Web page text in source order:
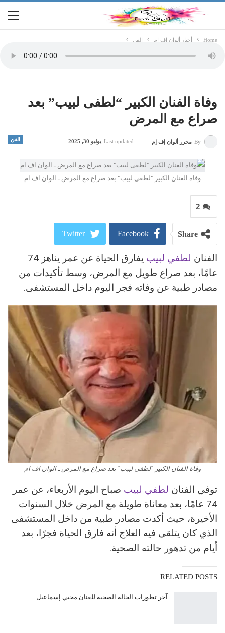
Home أخبار ألوان اف ام الفن
وفاة الفنان الكبير “لطفى لبيب” بعد
صراع مع المرض
الفن By محرر ألوان إف إم Last updated يوليو 30, 2025
وفاة الفنان الكبير "لطفى لبيب" بعد صراع مع المرض ـ الوان اف ام
2
Share
Facebook
Twitter
Google+
ReddIt
WhatsApp
Pinterest
البريد الالكتروني
الفنان لطفي لبيب
يفارق الحياة عن عمر يناهز 74
عامًا، بعد صراع طويل مع المرض، وسط تأكيدات من
مصادر طبية عن وفاته فجر اليوم داخل المستشفى.
وفاة الفنان الكبير “لطفى لبيب” بعد صراع مع المرض ـ الوان اف ام
توفي الفنان لطفي لبيب صباح اليوم الأربعاء، عن عمر
74 عامًا، بعد معاناة طويلة مع المرض خلال السنوات
الأخيرة، حيث أكدت مصادر طبية من داخل المستشفى
الذي كان يتلقى فيه العلاج أنه فارق الحياة فجرًا، بعد
أيام من تدهور حالته الصحية.
RELATED POSTS
آخر تطورات الحالة الصحية للفنان محيي إسماعيل